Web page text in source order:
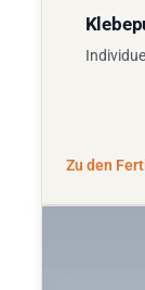
Zu den